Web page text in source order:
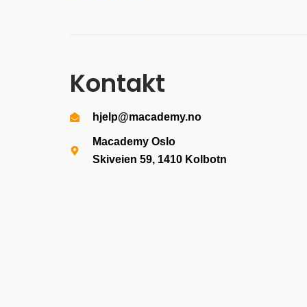
Kontakt
hjelp@macademy.no
Macademy Oslo
Skiveien 59, 1410 Kolbotn